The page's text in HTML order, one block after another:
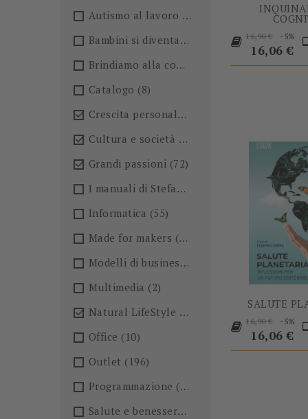
Autismo al lavoro
(5)
Bambini si diventa
(4)
Brindiamo alla conoscenza!🍺
(27)
Catalogo (8)
 Crescita personale
 Cultura e società
(36)
 Grandi passioni (72)
I manuali di Stefano Anselmo
Informatica (55)
Made for makers (13)
Modelli di business(57)
Multimedia (2)
 Natural LifeStyle
(4)
Office (10)
Outlet (196)
Programmazione (26)
Salute e benessere
Prezzo
base
16,90 € -5%
16,06 €
SALUTE
Prezzo
base
16,90 € -5%
16,06 €